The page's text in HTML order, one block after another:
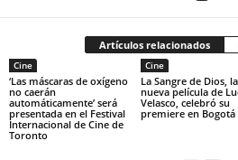
Artículos relacionados
Cine
‘Las máscaras de oxígeno
no caerán
automáticamente’ será
presentada en el Festival
Internacional de Cine de
Toronto
Cine
La Sangre de Dios, la
nueva película de
Velasco, celebró su
premiere en Bogotá